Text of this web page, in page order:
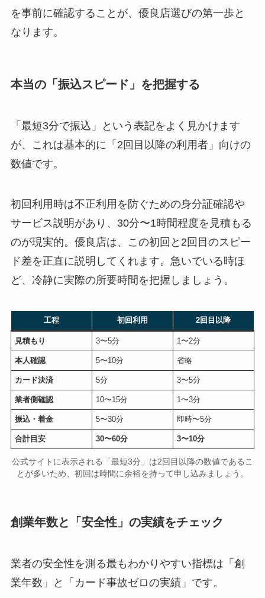
を事前に確認することが、優良店選びの第一歩と
なります。
本当の「振込スピード」を把握する
「最短3分で振込」という表記をよく見かけます
が、これは基本的に「2回目以降の利用者」向けの
数値です。
初回利用時は不正利用を防ぐための身分証確認や
サービス説明があり、30分〜1時間程度を見積もる
のが現実的。優良店は、この初回と2回目のスピー
ド差を正直に説明してくれます。急いでいる時ほ
ど、冷静に実際の所要時間を把握しましょう。
工程 初回利用 2回目以降
見積もり 3〜5分 1〜2分
本人確認 5〜10分 省略
カード決済 5分 3〜5分
業者側確認 10〜15分 1〜3分
振込・着金 5〜30分 即時〜5分
合計目安 30〜60分 3〜10分
公式サイトに表示される「最短3分」は2回目以降の数値であるこ
とが多いため、初回は時間に余裕を持って申し込みましょう。
創業年数と「安全性」の実績をチェック
業者の安全性を測る最もわかりやすい指標は「創
業年数」と「カード事故ゼロの実績」です。